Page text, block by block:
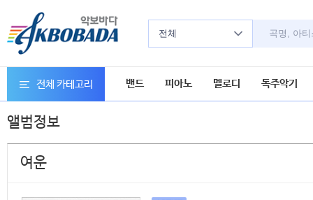
전체
전체 카테고리 밴드 피아노 멜로디 독주악기
앨범정보
여운